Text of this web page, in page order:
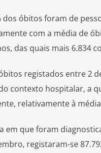
dos óbitos foram de
com a média de
das quais mais 6.834
registados entre 2
contexto hospitalar, a
relativamente à
em que foram
registaram-se